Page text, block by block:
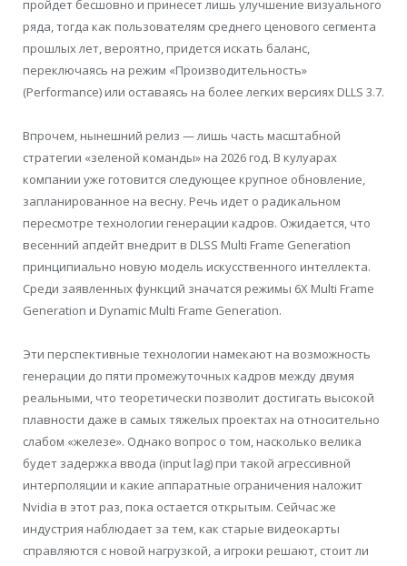
пройдет бесшовно и принесет лишь улучшение визуального
ряда, тогда как пользователям среднего ценового сегмента
прошлых лет, вероятно, придется искать баланс,
переключаясь на режим «Производительность»
(Performance) или оставаясь на более легких версиях DLLS 3.7.
Впрочем, нынешний релиз — лишь часть масштабной
стратегии «зеленой команды» на 2026 год. В кулуарах
компании уже готовится следующее крупное обновление,
запланированное на весну. Речь идет о радикальном
пересмотре технологии генерации кадров. Ожидается, что
весенний апдейт внедрит в DLSS Multi Frame Generation
принципиально новую модель искусственного интеллекта.
Среди заявленных функций значатся режимы 6X Multi Frame
Generation и Dynamic Multi Frame Generation.
Эти перспективные технологии намекают на возможность
генерации до пяти промежуточных кадров между двумя
реальными, что теоретически позволит достигать высокой
плавности даже в самых тяжелых проектах на относительно
слабом «железе». Однако вопрос о том, насколько велика
будет задержка ввода (input lag) при такой агрессивной
интерполяции и какие аппаратные ограничения наложит
Nvidia в этот раз, пока остается открытым. Сейчас же
индустрия наблюдает за тем, как старые видеокарты
справляются с новой нагрузкой, а игроки решают, стоит ли